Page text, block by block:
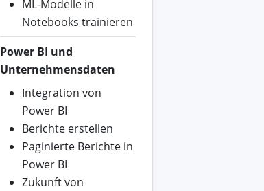
ML-Modelle in
Notebooks trainieren
Power BI und
Unternehmensdaten
Integration von
Power BI
Berichte erstellen
Paginierte Berichte in
Power BI
Zukunft von